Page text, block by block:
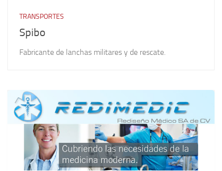
TRANSPORTES
Spibo
Fabricante de lanchas militares y de rescate.